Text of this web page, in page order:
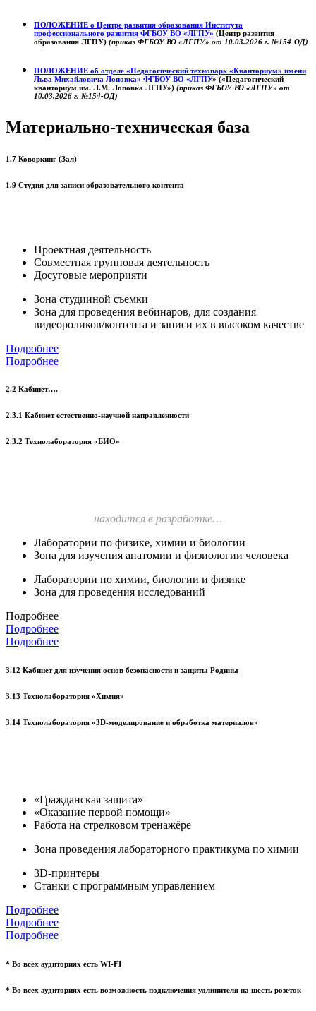
ПОЛОЖЕНИЕ о Центре развития образования Института
профессионального развития ФГБОУ ВО «ЛГПУ» (Центр развития
образования ЛГПУ) (приказ ФГБОУ ВО «ЛГПУ» от 10.03.2026 г. №154-ОД)
ПОЛОЖЕНИЕ об отделе «Педагогический технопарк «Кванториум» имени
Льва Михайловича Лоповка» ФГБОУ ВО «ЛГПУ» («Педагогический
кванториум им. Л.М. Лоповка ЛГПУ») (приказ ФГБОУ ВО «ЛГПУ» от
10.03.2026 г. №154-ОД)
Материально-техническая база
1.7 Коворкинг (Зал)
1.9 Студия для записи образовательного контента
Проектная деятельность
Совместная групповая деятельность
Досуговые мероприяти
Зона студииной съемки
Зона для проведения вебинаров, для создания
видеороликов/контента и записи их в высоком качестве
Подробнее
Подробнее
2.2 Кабинет….
2.3.1 Кабинет естественно-научной направленности
2.3.2 Технолаборатория «БИО»
находится в разработке…
Лаборатории по физике, химии и биологии
Зона для изучения анатомии и физиологии человека
Лаборатории по химии, биологии и физике
Зона для проведения исследований
Подробнее
Подробнее
Подробнее
3.12 Кабинет для изучения основ безопасности и защиты Родины
3.13 Технолаборатория «Химия»
3.14 Технолаборатория «3D-моделирование и обработка материалов»
«Гражданская защита»
«Оказание первой помощи»
Работа на стрелковом тренажёре
Зона проведения лабораторного практикума по химии
3D-принтеры
Станки с программным управлением
Подробнее
Подробнее
Подробнее
* Во всех аудиториях есть WI-FI
* Во всех аудиториях есть возможность подключения удлинителя на шесть розеток